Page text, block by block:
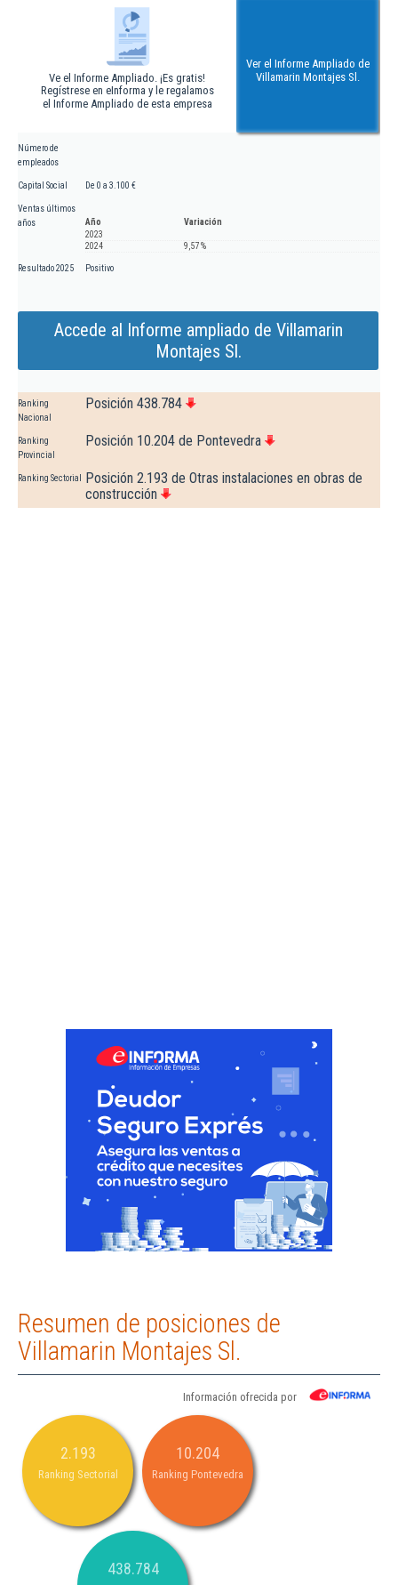
Ve el Informe Ampliado. ¡Es gratis!
Regístrese en eInforma y le regalamos
el Informe Ampliado de esta empresa
Ver el Informe Ampliado de
Villamarin Montajes Sl.
Número de
empleados
Capital Social De 0 a 3.100 €
Ventas últimos
años
Año
Variación
2023
2024
9,57 %
Resultado 2025 Positivo
Accede al Informe ampliado de Villamarin
Montajes Sl.
Ranking
Nacional
Posición 438.784
Ranking
Provincial
Posición 10.204 de Pontevedra
Ranking Sectorial
Posición 2.193 de Otras instalaciones en obras de
construcción
Resumen de posiciones de
Villamarin Montajes Sl.
Información ofrecida por
2.193
Ranking Sectorial
10.204
Ranking Pontevedra
438.784